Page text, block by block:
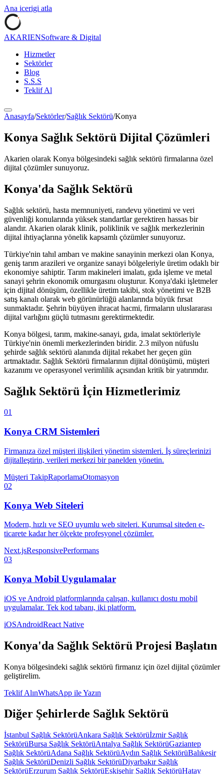
Ana icerigi atla
AKARIENSoftware & Digital
Hizmetler
Sektörler
Blog
S.S.S
Teklif Al
Anasayfa/Sektörler/Sağlık Sektörü/Konya
Konya Sağlık Sektörü Dijital Çözümleri
Akarien olarak Konya bölgesindeki sağlık sektörü firmalarına özel
dijital çözümler sunuyoruz.
Konya'da Sağlık Sektörü
Sağlık sektörü, hasta memnuniyeti, randevu yönetimi ve veri
güvenliği konularında yüksek standartlar gerektiren hassas bir
alandır. Akarien olarak klinik, poliklinik ve sağlık merkezlerinin
dijital ihtiyaçlarına yönelik kapsamlı çözümler sunuyoruz.
Türkiye'nin tahıl ambarı ve makine sanayinin merkezi olan Konya,
geniş tarım arazileri ve organize sanayi bölgeleriyle üretim odaklı bir
ekonomiye sahiptir. Tarım makineleri imalatı, gıda işleme ve metal
sanayi şehrin ekonomik omurgasını oluşturur. Konya'daki işletmeler
için dijital dönüşüm, özellikle üretim takibi, stok yönetimi ve B2B
satış kanalı olarak web görünürlüğü alanlarında büyük fırsat
sunmaktadır. Şehrin büyüyen ihracat hacmi, firmaların uluslararası
dijital varlığını güçlü tutmasını gerektirmektedir.
Konya bölgesi, tarım, makine-sanayi, gıda, imalat sektörleriyle
Türkiye'nin önemli merkezlerinden biridir. 2.3 milyon nüfuslu
şehirde sağlık sektörü alanında dijital rekabet her geçen gün
artmaktadır. Sağlık Sektörü firmalarının dijital dönüşümü, müşteri
kazanımı ve operasyonel verimlilik açısından kritik bir yatırımdır.
Sağlık Sektörü İçin Hizmetlerimiz
01
Konya CRM Sistemleri
Firmanıza özel müşteri ilişkileri yönetim sistemleri. İş süreçlerinizi
dijitalleştirin, verileri merkezi bir panelden yönetin.
Müşteri TakipRaporlamaOtomasyon
02
Konya Web Siteleri
Modern, hızlı ve SEO uyumlu web siteleri. Kurumsal siteden e-
ticarete kadar her ölçekte profesyonel çözümler.
Next.jsResponsivePerformans
03
Konya Mobil Uygulamalar
iOS ve Android platformlarında çalışan, kullanıcı dostu mobil
uygulamalar. Tek kod tabanı, iki platform.
iOSAndroidReact Native
Konya'da Sağlık Sektörü Projesi Başlatın
Konya bölgesindeki sağlık sektörü firmanız için özel dijital çözümler
geliştirelim.
Teklif AlınWhatsApp ile Yazın
Diğer Şehirlerde Sağlık Sektörü
İstanbul Sağlık SektörüAnkara Sağlık Sektörüİzmir Sağlık
SektörüBursa Sağlık SektörüAntalya Sağlık SektörüGaziantep
Sağlık SektörüAdana Sağlık SektörüAydın Sağlık SektörüBalıkesir
Sağlık SektörüDenizli Sağlık SektörüDiyarbakır Sağlık
SektörüErzurum Sağlık SektörüEskişehir Sağlık SektörüHatay